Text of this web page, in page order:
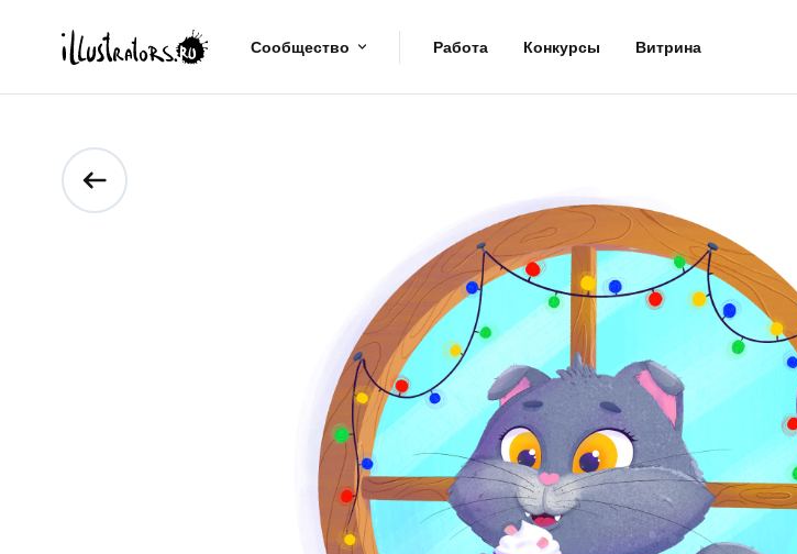
Сообщество Работа Конкурсы Витрина